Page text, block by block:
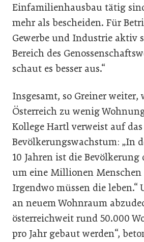
Einfamilienhausbau tätig
mehr als bescheiden. Für
Gewerbe und Industrie aktiv
Bereich des
schaut es besser aus.“
Insgesamt, so Greiner weiter,
Österreich zu wenig
Kollege Hartl verweist auf das
Bevölkerungswachstum: „In
10 Jahren ist die
um eine Millionen Menschen
Irgendwo müssen die leben.“
an neuem Wohnraum
österreichweit rund 50.000
pro Jahr gebaut werden“,